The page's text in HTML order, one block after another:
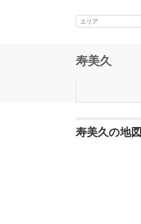
寿美久
寿美久の地図